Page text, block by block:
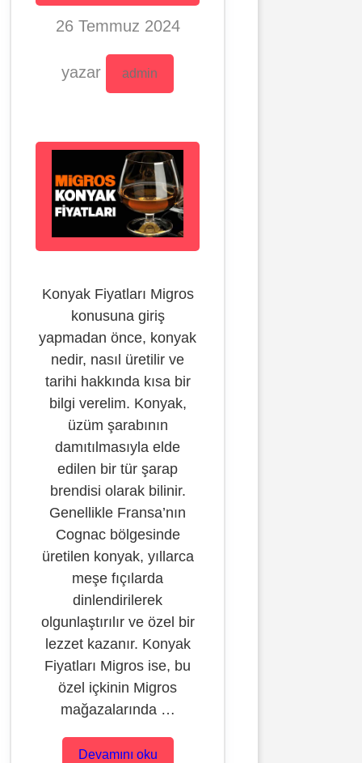
26 Temmuz 2024
yazar admin
Konyak Fiyatları Migros
konusuna giriş
yapmadan önce, konyak
nedir, nasıl üretilir ve
tarihi hakkında kısa bir
bilgi verelim. Konyak,
üzüm şarabının
damıtılmasıyla elde
edilen bir tür şarap
brendisi olarak bilinir.
Genellikle Fransa’nın
Cognac bölgesinde
üretilen konyak, yıllarca
meşe fıçılarda
dinlendirilerek
olgunlaştırılır ve özel bir
lezzet kazanır. Konyak
Fiyatları Migros ise, bu
özel içkinin Migros
mağazalarında …
Devamını oku